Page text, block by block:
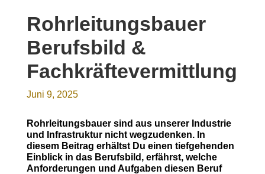
Rohrleitungsbauer
Berufsbild &
Fachkräftevermittlung
Juni 9, 2025
Rohrleitungsbauer sind aus unserer Industrie
und Infrastruktur nicht wegzudenken. In
diesem Beitrag erhältst Du einen tiefgehenden
Einblick in das Berufsbild, erfährst, welche
Anforderungen und Aufgaben diesen Beruf